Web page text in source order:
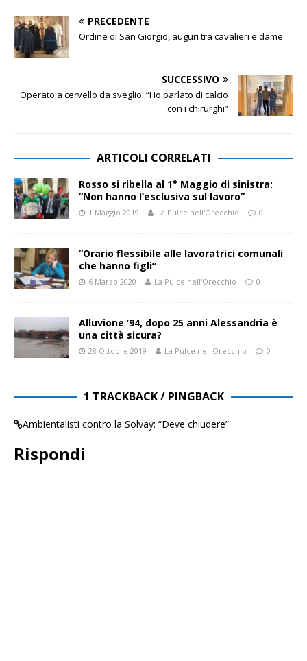
PRECEDENTE
Ordine di San Giorgio, auguri tra cavalieri e dame
SUCCESSIVO
Operato a cervello da sveglio: “Ho parlato di calcio
con i chirurghi”
ARTICOLI CORRELATI
Rosso si ribella al 1° Maggio di sinistra:
“Non hanno l’esclusiva sul lavoro”
1 Maggio 2019 La Pulce nell'Orecchio 0
“Orario flessibile alle lavoratrici comunali
che hanno figli”
6 Marzo 2020 La Pulce nell'Orecchio 0
Alluvione ’94, dopo 25 anni Alessandria è
una città sicura?
28 Ottobre 2019 La Pulce nell'Orecchio 0
1 TRACKBACK / PINGBACK
Ambientalisti contro la Solvay: “Deve chiudere”
Rispondi